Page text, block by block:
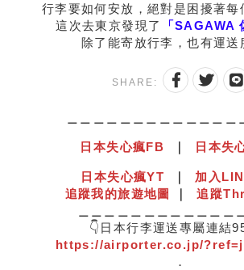
行李要如何安放，絕對是困擾著每
這次去東京發現了
「SAGAWA
除了能寄放行李，也有運送
SHARE:
日本失心瘋 F B 日本失
日本失心瘋YT ｜ 加入
追蹤我的旅遊地圖
｜追蹤
👇日本行李運送專屬連結
https://airporter.co.jp/
．